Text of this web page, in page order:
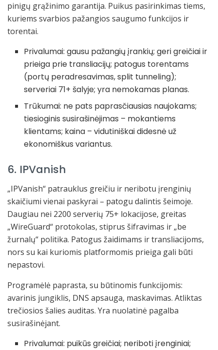
pinigų grąžinimo garantija. Puikus pasirinkimas tiems,
kuriems svarbios pažangios saugumo funkcijos ir
torentai.
Privalumai: gausu pažangių įrankių; geri greičiai ir
prieiga prie transliacijų; patogus torentams
(portų peradresavimas, split tunneling);
serveriai 71+ šalyje; yra nemokamas planas.
Trūkumai: ne pats paprasčiausias naujokams;
tiesioginis susirašinėjimas – mokantiems
klientams; kaina – vidutiniškai didesnė už
ekonomiškus variantus.
6. IPVanish
„IPVanish“ patrauklus greičiu ir neribotu įrenginių
skaičiumi vienai paskyrai – patogu dalintis šeimoje.
Daugiau nei 2200 serverių 75+ lokacijose, greitas
„WireGuard“ protokolas, stiprus šifravimas ir „be
žurnalų“ politika. Patogus žaidimams ir transliacijoms,
nors su kai kuriomis platformomis prieiga gali būti
nepastovi.
Programėlė paprasta, su būtinomis funkcijomis:
avarinis jungiklis, DNS apsauga, maskavimas. Atliktas
trečiosios šalies auditas. Yra nuolatinė pagalba
susirašinėjant.
Privalumai: puikūs greičiai; neriboti įrenginiai;